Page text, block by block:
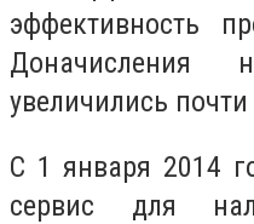
эффективность
Доначисления
увеличились
С 1 января 2014
сервис для